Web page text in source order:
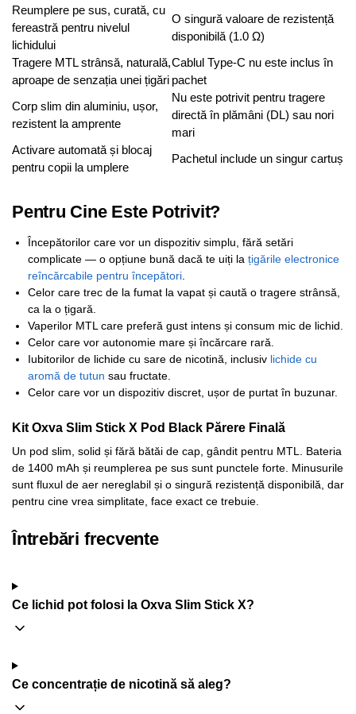
Reumplere pe sus, curată, cu
fereastră pentru nivelul
lichidului
O singură valoare de rezistență
disponibilă (1.0 Ω)
Tragere MTL strânsă, naturală,
aproape de senzația unei țigări
Cablul Type-C nu este inclus în
pachet
Corp slim din aluminiu, ușor,
rezistent la amprente
Nu este potrivit pentru tragere
directă în plămâni (DL) sau nori
mari
Activare automată și blocaj
pentru copii la umplere
Pachetul include un singur cartuș
Pentru Cine Este Potrivit?
Începătorilor care vor un dispozitiv simplu, fără setări
complicate — o opțiune bună dacă te uiți la țigările electronice
reîncărcabile pentru începători.
Celor care trec de la fumat la vapat și caută o tragere strânsă,
ca la o țigară.
Vaperilor MTL care preferă gust intens și consum mic de lichid.
Celor care vor autonomie mare și încărcare rară.
Iubitorilor de lichide cu sare de nicotină, inclusiv lichide cu
aromă de tutun sau fructate.
Celor care vor un dispozitiv discret, ușor de purtat în buzunar.
Kit Oxva Slim Stick X Pod Black Părere Finală
Un pod slim, solid și fără bătăi de cap, gândit pentru MTL. Bateria
de 1400 mAh și reumplerea pe sus sunt punctele forte. Minusurile
sunt fluxul de aer nereglabil și o singură rezistență disponibilă, dar
pentru cine vrea simplitate, face exact ce trebuie.
Întrebări frecvente
Ce lichid pot folosi la Oxva Slim Stick X?
Ce concentrație de nicotină să aleg?